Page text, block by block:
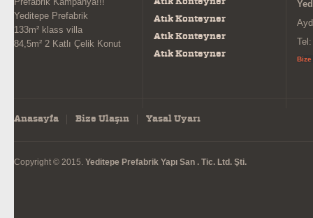
Yeditepe Prefabrik
133m² klass villa
84,5m² 2 Katlı Çelik Konut
Atık Konteyner
Atık Konteyner
Atık Konteyner
Bize
Anasayfa Bize Ulaşın Yasal Uyarı
Copyright © 2015. Yeditepe Prefabrik Yapı San . Tic. Ltd. Şti.